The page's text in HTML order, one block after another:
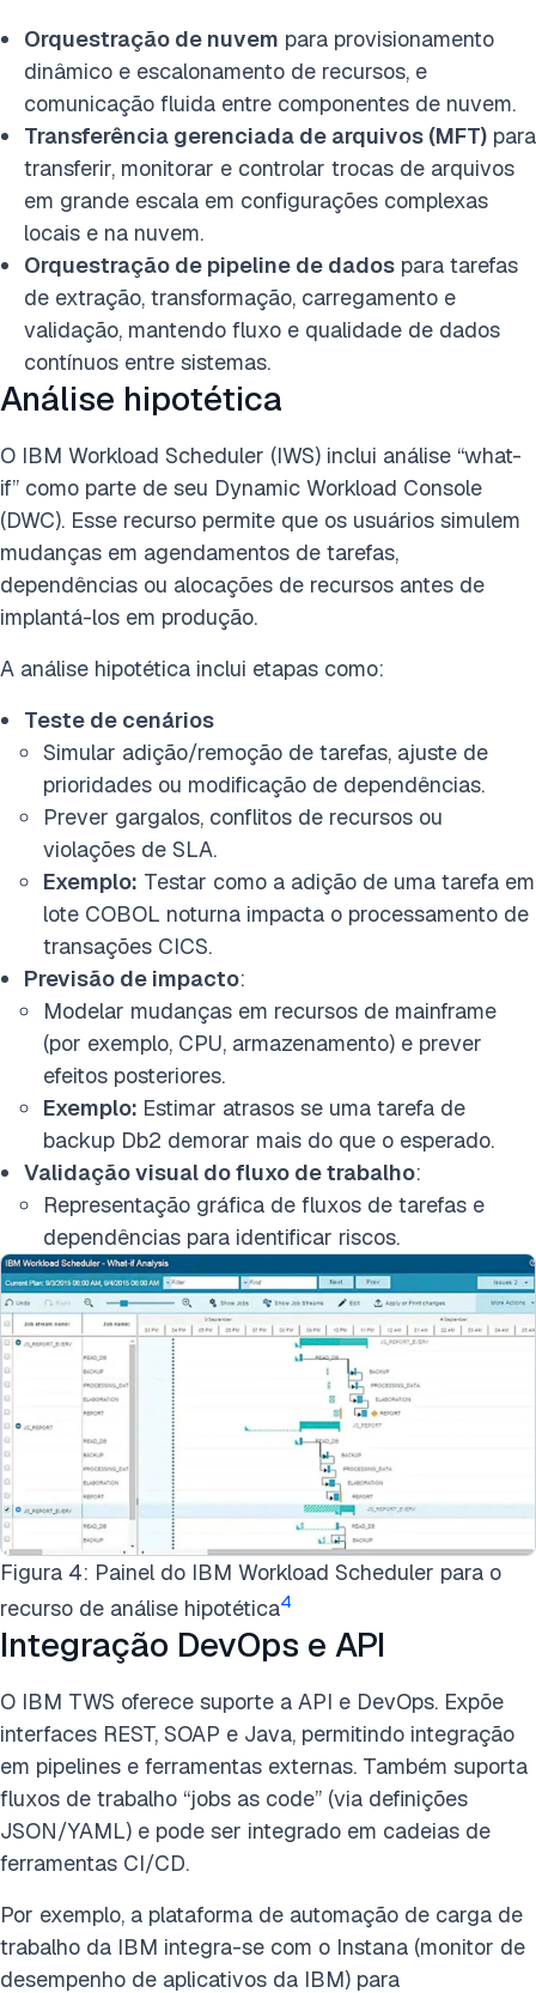
Orquestração de nuvem para provisionamento
dinâmico e escalonamento de recursos, e
comunicação fluida entre componentes de nuvem.
Transferência gerenciada de arquivos (MFT) para
transferir, monitorar e controlar trocas de arquivos
em grande escala em configurações complexas
locais e na nuvem.
Orquestração de pipeline de dados para tarefas
de extração, transformação, carregamento e
validação, mantendo fluxo e qualidade de dados
contínuos entre sistemas.
Análise hipotética
O IBM Workload Scheduler (IWS) inclui análise “what-
if” como parte de seu Dynamic Workload Console
(DWC). Esse recurso permite que os usuários simulem
mudanças em agendamentos de tarefas,
dependências ou alocações de recursos antes de
implantá-los em produção.
A análise hipotética inclui etapas como:
Teste de cenários
Simular adição/remoção de tarefas, ajuste de
prioridades ou modificação de dependências.
Prever gargalos, conflitos de recursos ou
violações de SLA.
Exemplo: Testar como a adição de uma tarefa em
lote COBOL noturna impacta o processamento de
transações CICS.
Previsão de impacto:
Modelar mudanças em recursos de mainframe
(por exemplo, CPU, armazenamento) e prever
efeitos posteriores.
Exemplo: Estimar atrasos se uma tarefa de
backup Db2 demorar mais do que o esperado.
Validação visual do fluxo de trabalho:
Representação gráfica de fluxos de tarefas e
dependências para identificar riscos.
Figura 4: Painel do IBM Workload Scheduler para o
recurso de análise hipotética4
Integração DevOps e API
O IBM TWS oferece suporte a API e DevOps. Expõe
interfaces REST, SOAP e Java, permitindo integração
em pipelines e ferramentas externas. Também suporta
fluxos de trabalho “jobs as code” (via definições
JSON/YAML) e pode ser integrado em cadeias de
ferramentas CI/CD.
Por exemplo, a plataforma de automação de carga de
trabalho da IBM integra-se com o Instana (monitor de
desempenho de aplicativos da IBM) para